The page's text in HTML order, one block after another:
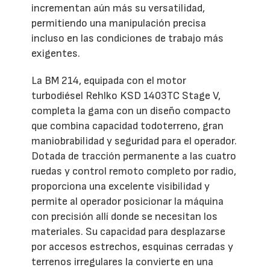
incrementan aún más su versatilidad,
permitiendo una manipulación precisa
incluso en las condiciones de trabajo más
exigentes.
La BM 214, equipada con el motor
turbodiésel Rehlko KSD 1403TC Stage V,
completa la gama con un diseño compacto
que combina capacidad todoterreno, gran
maniobrabilidad y seguridad para el operador.
Dotada de tracción permanente a las cuatro
ruedas y control remoto completo por radio,
proporciona una excelente visibilidad y
permite al operador posicionar la máquina
con precisión allí donde se necesitan los
materiales. Su capacidad para desplazarse
por accesos estrechos, esquinas cerradas y
terrenos irregulares la convierte en una